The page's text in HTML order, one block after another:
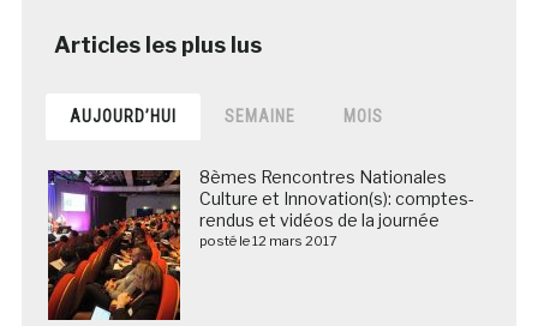
AUJOURD’HUI SEMAINE MOIS
8èmes Rencontres Nationales
Culture et Innovation(s): comptes-
rendus et vidéos de la journée
posté le 12 mars 2017